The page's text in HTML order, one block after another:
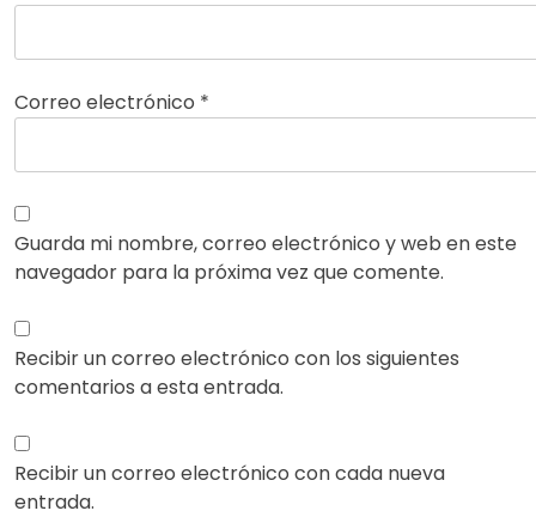
Correo electrónico *
Guarda mi nombre, correo electrónico y web en este
navegador para la próxima vez que comente.
Recibir un correo electrónico con los siguientes
comentarios a esta entrada.
Recibir un correo electrónico con cada nueva
entrada.